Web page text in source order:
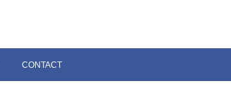
CONTACT